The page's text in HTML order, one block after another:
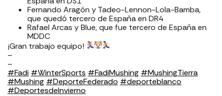
Fernando Aragón y Tadeo-Lennon-Lola-Bamba,
que quedó tercero de España en DR4
Rafael Arcas y Blue, que fue tercero de España en
MDDC
¡Gran trabajo equipo!
–
–
#Fadi #WinterSports #FadiMushing #MushingTierra
#Mushing #DeporteFederado #deporteblanco
#DeportesdeInvierno